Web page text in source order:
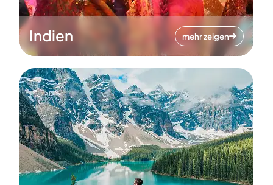
Indien mehr zeigen